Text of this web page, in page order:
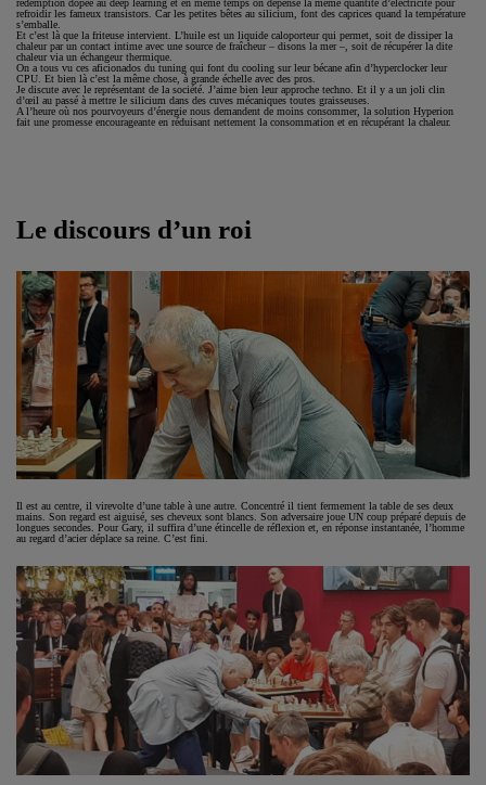
refroidir les fameux transistors. Car les petites bêtes au silicium, font des caprices quand la température
s’emballe.
Et c’est là que la friteuse intervient. L’huile est un liquide caloporteur qui permet, soit de dissiper la
chaleur par un contact intime avec une source de fraîcheur – disons la mer –, soit de récupérer la dite
chaleur via un échangeur thermique.
On a tous vu ces aficionados du tuning qui font du cooling sur leur bécane afin d’hyperclocker leur
CPU. Et bien là c’est la même chose, à grande échelle avec des pros.
Je discute avec le représentant de la société. J’aime bien leur approche techno. Et il y a un joli clin
d’œil au passé à mettre le silicium dans des cuves mécaniques toutes graisseuses.
A l’heure où nos pourvoyeurs d’énergie nous demandent de moins consommer, la solution Hyperion
fait une promesse encourageante en réduisant nettement la consommation et en récupérant la chaleur.
Le discours d’un roi
Il est au centre, il virevolte d’une table à une autre. Concentré il tient fermement la table de ses deux
mains. Son regard est aiguisé, ses cheveux sont blancs. Son adversaire joue UN coup préparé depuis de
longues secondes. Pour Gary, il suffira d’une étincelle de réflexion et, en réponse instantanée, l’homme
au regard d’acier déplace sa reine. C’est fini.